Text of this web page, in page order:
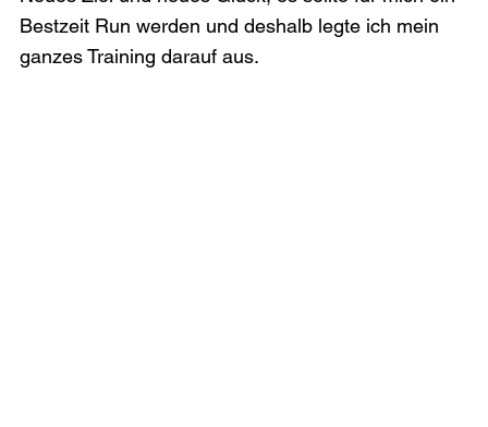
Bestzeit Run werden und deshalb legte ich mein
ganzes Training darauf aus.